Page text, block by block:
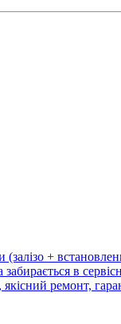
(залізо +
в
ремонт,